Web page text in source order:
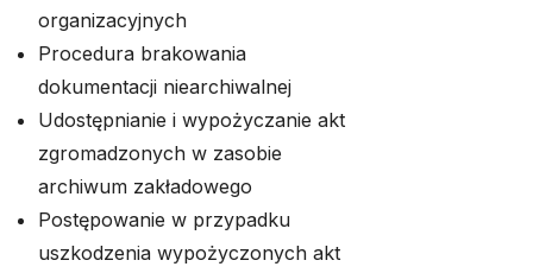
organizacyjnych
Procedura brakowania
dokumentacji niearchiwalnej
Udostępnianie i wypożyczanie akt
zgromadzonych w zasobie
archiwum zakładowego
Postępowanie w przypadku
uszkodzenia wypożyczonych akt